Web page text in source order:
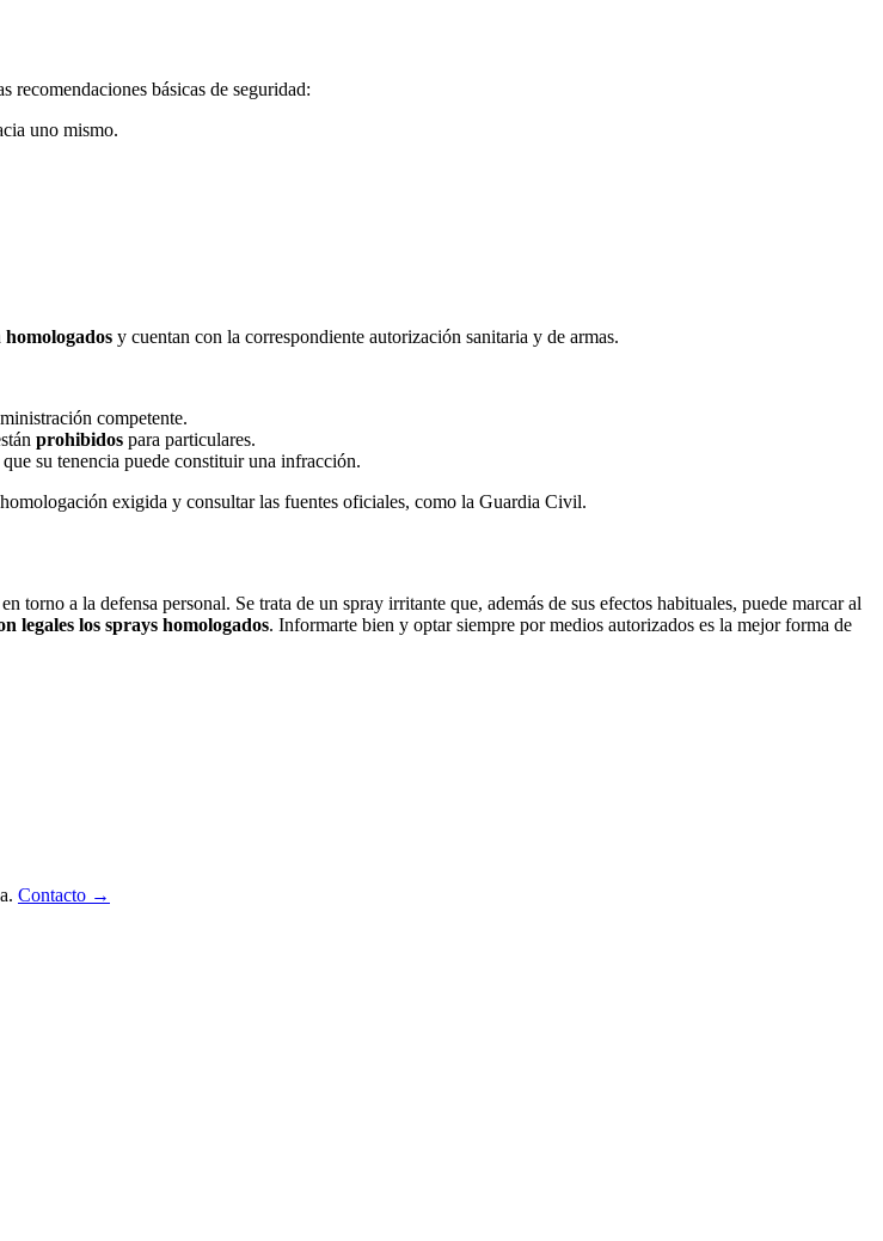
recomendaciones básicas de seguridad:
uno mismo.
homologados y cuentan con la correspondiente autorización sanitaria y de armas.
competente.
prohibidos para particulares.
su tenencia puede constituir una infracción.
exigida y consultar las fuentes oficiales, como la Guardia Civil.
torno a la defensa personal. Se trata de un spray irritante que, además de sus efectos habituales, puede marcar al
legales los sprays homologados. Informarte bien y optar siempre por medios autorizados es la mejor forma de
Contacto →